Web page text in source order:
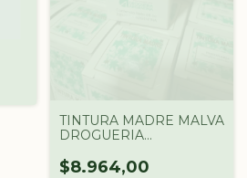
TINTURA MADRE MALVA
DROGUERIA
$8.964,00